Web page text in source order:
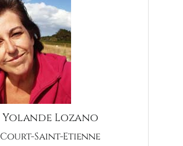
Yolande Lozano
Court-Saint-Etienne